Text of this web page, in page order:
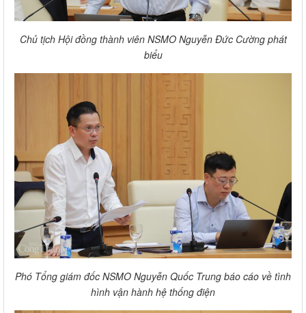
Chủ tịch Hội đồng thành viên NSMO Nguyễn Đức Cường phát
biểu
Phó Tổng giám đốc NSMO Nguyễn Quốc Trung báo cáo về tình
hình vận hành hệ thống điện